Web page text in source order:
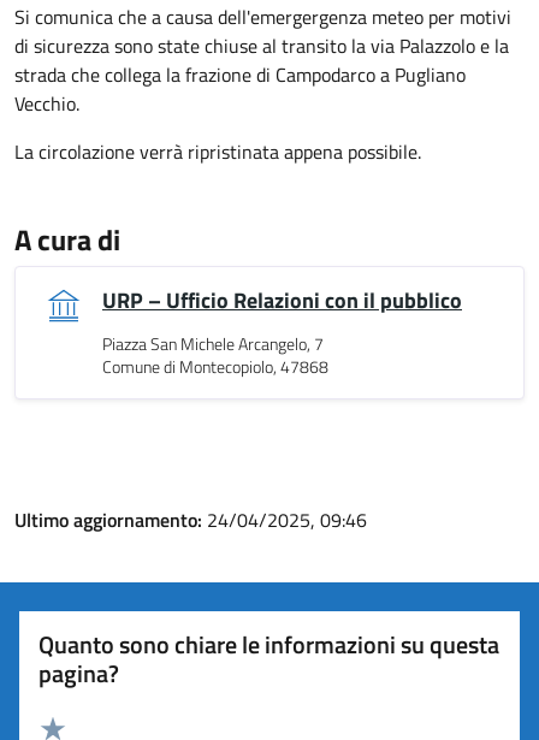
Si comunica che a causa dell'emergergenza meteo per motivi
di sicurezza sono state chiuse al transito la via Palazzolo e la
strada che collega la frazione di Campodarco a Pugliano
Vecchio.
La circolazione verrà ripristinata appena possibile.
A cura di
URP – Ufficio Relazioni con il pubblico
Piazza San Michele Arcangelo, 7
Comune di Montecopiolo, 47868
Ultimo aggiornamento: 24/04/2025, 09:46
Quanto sono chiare le informazioni su questa
pagina?